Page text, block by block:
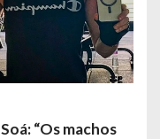
“Os machos